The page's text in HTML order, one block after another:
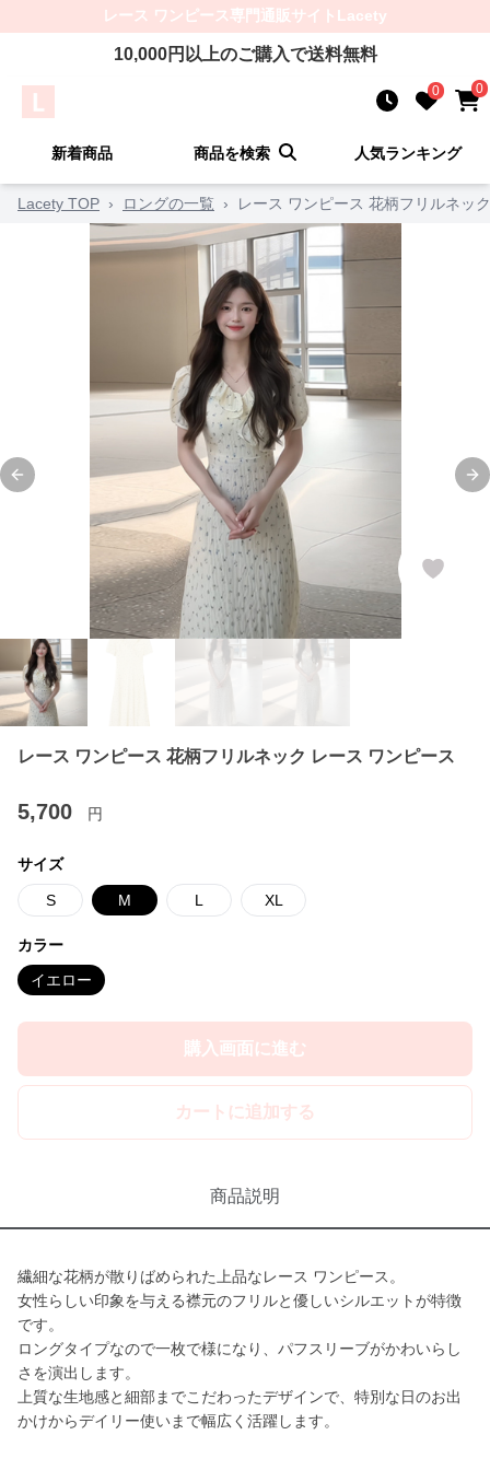
レース ワンピース専門通販サイト Lacety
10,000円以上のご購入で送料無料
0 0
新着商品 商品を検索 人気ランキング
Lacety TOP › ロングの一覧 › レース ワンピース 花柄フリルネッ
Previous slide
レース ワンピース 花柄フリルネック レース ワンピース
5,700 円
サイズ
S M L XL
カラー
イエロー
購入画面に進む
カートに追加する
商品説明
繊細な花柄が散りばめられた上品なレース ワンピース。
女性らしい印象を与える襟元のフリルと優しいシルエットが特徴
です。
ロングタイプなので一枚で様になり、パフスリーブがかわいらし
さを演出します。
上質な生地感と細部までこだわったデザインで、特別な日のお出
かけからデイリー使いまで幅広く活躍します。